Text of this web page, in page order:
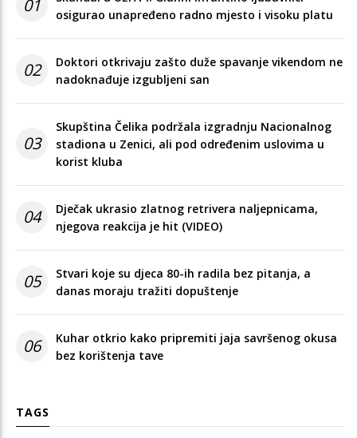
01
osigurao unapređeno radno mjesto i visoku platu
02
Doktori otkrivaju zašto duže spavanje vikendom ne
nadoknađuje izgubljeni san
03
Skupština Čelika podržala izgradnju Nacionalnog
stadiona u Zenici, ali pod određenim uslovima u
korist kluba
04
Dječak ukrasio zlatnog retrivera naljepnicama,
njegova reakcija je hit (VIDEO)
05
Stvari koje su djeca 80-ih radila bez pitanja, a
danas moraju tražiti dopuštenje
06
Kuhar otkrio kako pripremiti jaja savršenog okusa
bez korištenja tave
TAGS